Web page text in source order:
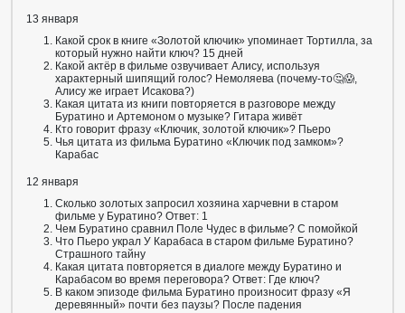
13 января
Какой срок в книге «Золотой ключик» упоминает Тортилла, за
который нужно найти ключ? 15 дней
Какой актёр в фильме озвучивает Алису, используя
характерный шипящий голос? Немоляева (почему-то🤔😱,
Алису же играет Исакова?)
Какая цитата из книги повторяется в разговоре между
Буратино и Артемоном о музыке? Гитара живёт
Кто говорит фразу «Ключик, золотой ключик»? Пьеро
Чья цитата из фильма Буратино «Ключик под замком»?
Карабас
12 января
Сколько золотых запросил хозяина харчевни в старом
фильме у Буратино? Ответ: 1
Чем Буратино сравнил Поле Чудес в фильме? С помойкой
Что Пьеро украл У Карабаса в старом фильме Буратино?
Страшного тайну
Какая цитата повторяется в диалоге между Буратино и
Карабасом во время переговора? Ответ: Где ключ?
В каком эпизоде фильма Буратино произносит фразу «Я
деревянный» почти без паузы? После падения